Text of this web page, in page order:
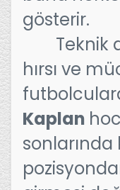
gösterir.
Teknik
hırsı ve
Kaplan